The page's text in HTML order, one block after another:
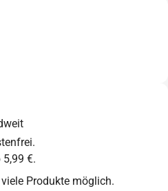
5,99 €.
Produkte möglich.